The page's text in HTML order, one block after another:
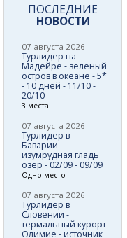
ПОСЛЕДНИЕ
НОВОСТИ
07 августа 2026
Турлидер на
Мадейре - зеленый
остров в океане - 5*
- 10 дней - 11/10 -
20/10
3 места
07 августа 2026
Турлидер в
Баварии -
изумрудная гладь
озер - 02/09 - 09/09
Одно место
07 августа 2026
Турлидер в
Словении -
термальный курорт
Олимие - источник